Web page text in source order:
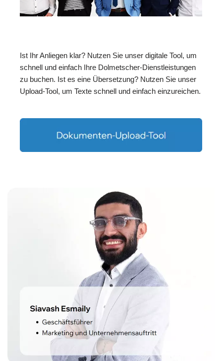
Ist Ihr Anliegen klar? Nutzen Sie unser digitale Tool, um
schnell und einfach Ihre Dolmetscher-Dienstleistungen
zu buchen. Ist es eine Übersetzung? Nutzen Sie unser
Upload-Tool, um Texte schnell und einfach einzureichen.